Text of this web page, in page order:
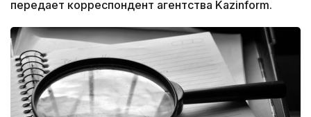
передает корреспондент агентства Kazinform.